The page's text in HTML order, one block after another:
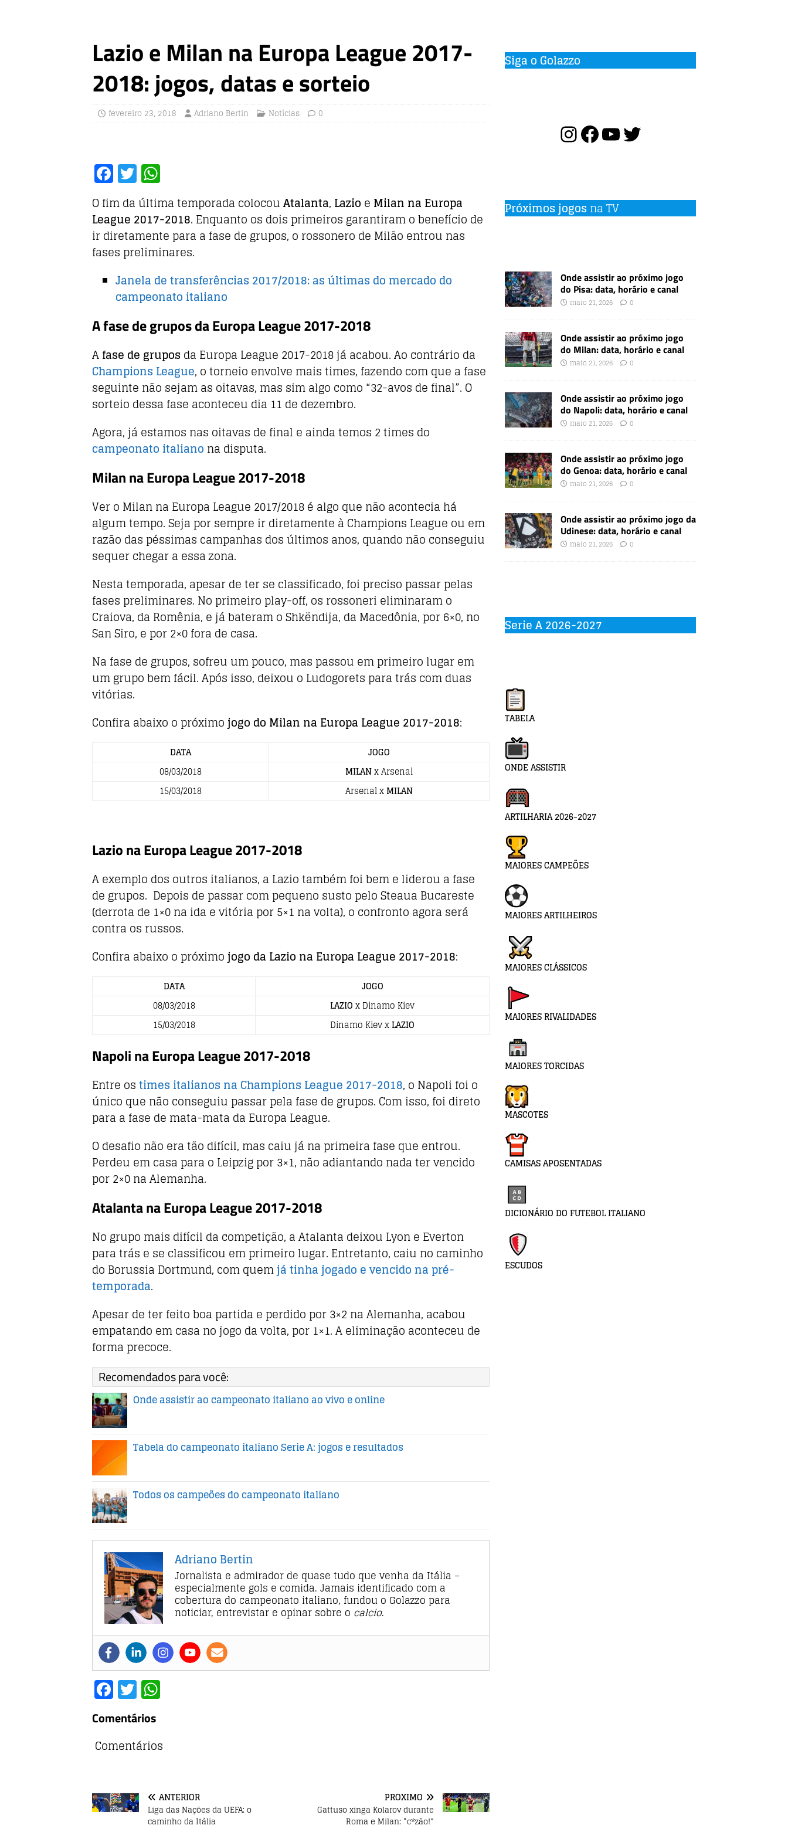
Lazio e Milan na Europa League 2017-
2018: jogos, datas e sorteio
fevereiro 23, 2018 Adriano Bertin Notícias 0
F
a
c
e
b
o
o
k
T
w
it
te
r
h
at
s
A
p
p
O fim da última temporada colocouAtalanta, Lazio e Milan na Europa
League 2017-2018. Enquanto os dois primeiros garantiram o benefício de
ir diretamente para a fase de grupos, o rossonero de Milão entrou nas
fases preliminares.
Janela de transferências 2017/2018: as últimas do mercado do
campeonato italiano
A fase de grupos da Europa League 2017-2018
Afase de grupos da Europa League 2017-2018 já acabou. Ao contrário da
Champions League, o torneio envolve mais times, fazendo com que a fase
seguinte não sejam as oitavas, mas sim algo como “32-avos de final”. O
sorteio dessa fase aconteceu dia 11 de dezembro.
Agora, já estamos nas oitavas de final e ainda temos 2 times do
campeonato italiano na disputa.
Milan na Europa League 2017-2018
Ver o Milan na Europa League 2017/2018 é algo que não acontecia há
algum tempo. Seja por sempre ir diretamente à Champions League ou em
razão das péssimas campanhas dos últimos anos, quando não conseguiu
sequer chegar a essa zona.
Nesta temporada, apesar de ter se classificado, foi preciso passar pelas
fases preliminares. No primeiro play-off, os rossoneri eliminaram o
Craiova, da Romênia, e já bateram o Shkëndija, da Macedônia, por 6×0, no
San Siro, e por 2×0 fora de casa.
Na fase de grupos, sofreu um pouco, mas passou em primeiro lugar em
um grupo bem fácil. Após isso, deixou o Ludogorets para trás com duas
vitórias.
Confira abaixo o próximo jogo do Milan na Europa League 2017-2018:
DATA
JOGO
08/03/2018
MILANx Arsenal
15/03/2018
Arsenal x MILAN
Lazio na Europa League 2017-2018
A exemplo dos outros italianos, a Lazio também foi bem e liderou a fase
de grupos. Depois de passar com pequeno susto pelo Steaua Bucareste
(derrota de 1×0 na ida e vitória por 5×1 na volta), o confronto agora será
contra os russos.
Confira abaixo o próximo jogo da Lazio na Europa League 2017-2018:
DATA
JOGO
08/03/2018
LAZIO x Dinamo Kiev
15/03/2018
Dinamo Kiev x LAZIO
Napoli na Europa League 2017-2018
Entre ostimes italianos na Champions League 2017-2018, o Napoli foi o
único que não conseguiu passar pela fase de grupos. Com isso, foi direto
para a fase de mata-mata da Europa League.
O desafio não era tão difícil, mas caiu já na primeira fase que entrou.
Perdeu em casa para o Leipzig por 3×1, não adiantando nada ter vencido
por 2×0 na Alemanha.
Atalanta na Europa League 2017-2018
No grupo mais difícil da competição, a Atalanta deixou Lyon e Everton
para trás e se classificou em primeiro lugar. Entretanto, caiu no caminho
do Borussia Dortmund, com quemjá tinha jogado e vencido na pré-
temporada.
Apesar de ter feito boa partida e perdido por 3×2 na Alemanha, acabou
empatando em casa no jogo da volta, por 1×1. A eliminação aconteceu de
forma precoce.
Recomendados para você:
Onde assistir ao campeonato italiano ao vivo e online
Tabela do campeonato italiano Serie A: jogos e resultados
Todos os campeões do campeonato italiano
Adriano Bertin
Jornalista e admirador de quase tudo que venha da Itália –
especialmente gols e comida. Jamais identificado com a
cobertura do campeonato italiano, fundou o Golazzo para
noticiar, entrevistar e opinar sobre o calcio.
F
a
c
e
o
k
T
w
it
tes
p
Comentários
Comentários
ANTERIOR
Liga das Nações da UEFA: o
caminho da Itália
PRÓXIMO
Gattuso xinga Kolarov durante
Roma e Milan: “c*zão!”
Siga o Golazzo
Próximos jogos na TV
Onde assistir ao próximo jogo
do Pisa: data, horário e canal
maio 21, 2026 0
Onde assistir ao próximo jogo
do Milan: data, horário e canal
maio 21, 2026 0
Onde assistir ao próximo jogo
do Napoli: data, horário e canal
maio 21, 2026 0
Onde assistir ao próximo jogo
do Genoa: data, horário e canal
maio 21, 2026 0
Onde assistir ao próximo jogo da
Udinese: data, horário e canal
maio 21, 2026 0
Serie A 2026-2027
TABELA
ONDE ASSISTIR
ARTILHARIA 2026-2027
MAIORES CAMPEÕES
MAIORES ARTILHEIROS
MAIORES CLÁSSICOS
MAIORES RIVALIDADES
MAIORES TORCIDAS
MASCOTES
CAMISAS APOSENTADAS
DICIONÁRIO DO FUTEBOL ITALIANO
ESCUDOS